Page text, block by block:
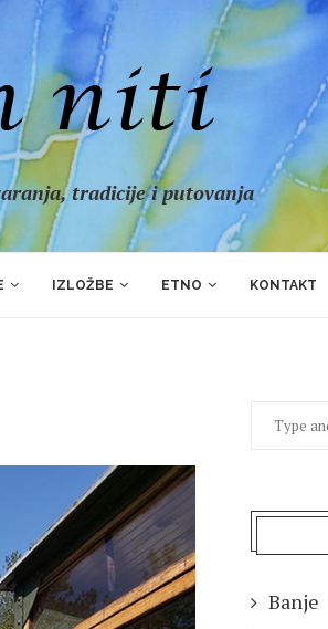
tradicije i putovanja
IZLOŽBE ETNO KONTAKT
Banje